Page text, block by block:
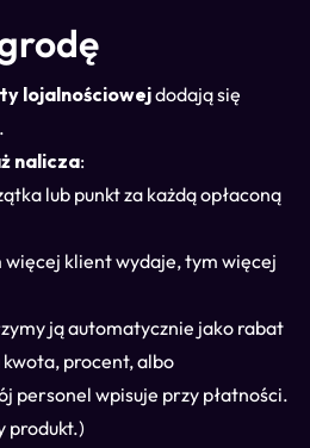
lojalnościowejdodają się
nalicza:
lub punkt za każdą opłaconą
klient wydaje, tym więcej
ją automatycznie jako rabat
procent, albo
personel wpisuje przy płatności.
produkt.)